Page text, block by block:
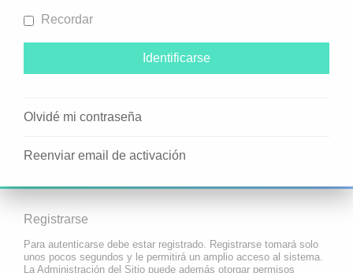
Recordar
Olvidé mi contraseña
Reenviar email de activación
Registrarse
Para autenticarse debe estar registrado. Registrarse tomará solo
unos pocos segundos y le permitirá un amplio acceso al sistema.
La Administración del Sitio puede además otorgar permisos